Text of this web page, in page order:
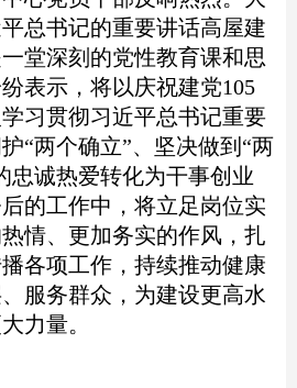
总书记的重要讲话高屋建
堂深刻的党性教育课和思
表示，将以庆祝建党105
习贯彻习近平总书记重要
“两个确立”、坚决做到“两
忠诚热爱转化为干事创业
的工作中，将立足岗位实
情、更加务实的作风，扎
各项工作，持续推动健康
服务群众，为建设更高水
力量。